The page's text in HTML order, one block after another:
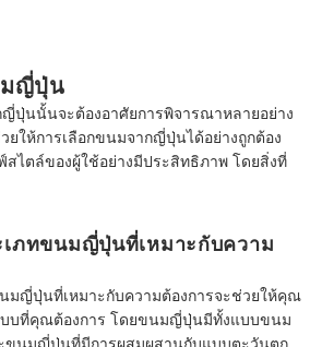
มญี่ปุ่น
ญี่ปุ่นนั้นจะต้องอาศัยการพิจารณาหลายอย่าง
ยให้การเลือกขนมจากญี่ปุ่นได้อย่างถูกต้อง
สไตล์ของผู้ใช้อย่างมีประสิทธิภาพ โดยสิ่งที่
เภทขนมญี่ปุ่นที่เหมาะกับความ
นมญี่ปุ่นที่เหมาะกับความต้องการจะช่วยให้คุณ
บที่คุณต้องการ โดยขนมญี่ปุ่นมีทั้งแบบขนม
ขนมญี่ปุ่นที่มีการผสมผสานกับแบบตะวันตก